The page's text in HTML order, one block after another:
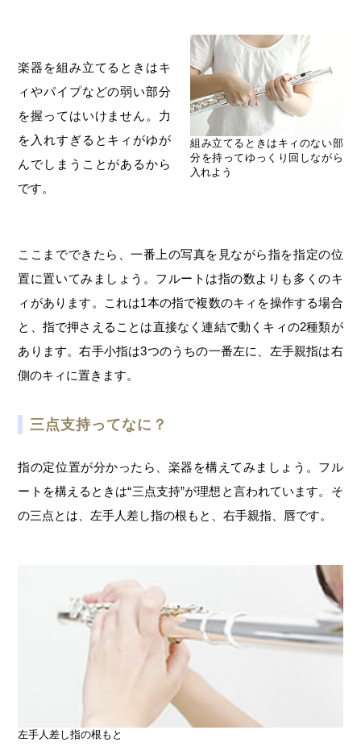
楽器を組み立てるときはキ
ィやパイプなどの弱い部分
を握ってはいけません。力
を入れすぎるとキィがゆが
んでしまうことがあるから
です。
組み立てるときはキィのない部
分を持ってゆっくり回しながら
入れよう
ここまでできたら、一番上の写真を見ながら指を指定の位
置に置いてみましょう。フルートは指の数よりも多くのキ
ィがあります。これは1本の指で複数のキィを操作する場合
と、指で押さえることは直接なく連結で動くキィの2種類が
あります。右手小指は3つのうちの一番左に、左手親指は右
側のキィに置きます。
三点支持ってなに？
指の定位置が分かったら、楽器を構えてみましょう。フル
ートを構えるときは“三点支持”が理想と言われています。そ
の三点とは、左手人差し指の根もと、右手親指、唇です。
左手人差し指の根もと